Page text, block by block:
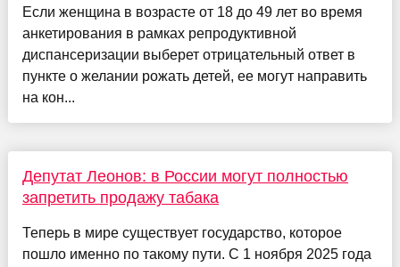
Если женщина в возрасте от 18 до 49 лет во время
анкетирования в рамках репродуктивной
диспансеризации выберет отрицательный ответ в
пункте о желании рожать детей, ее могут направить
на кон...
Депутат Леонов: в России могут полностью
запретить продажу табака
Теперь в мире существует государство, которое
пошло именно по такому пути. С 1 ноября 2025 года